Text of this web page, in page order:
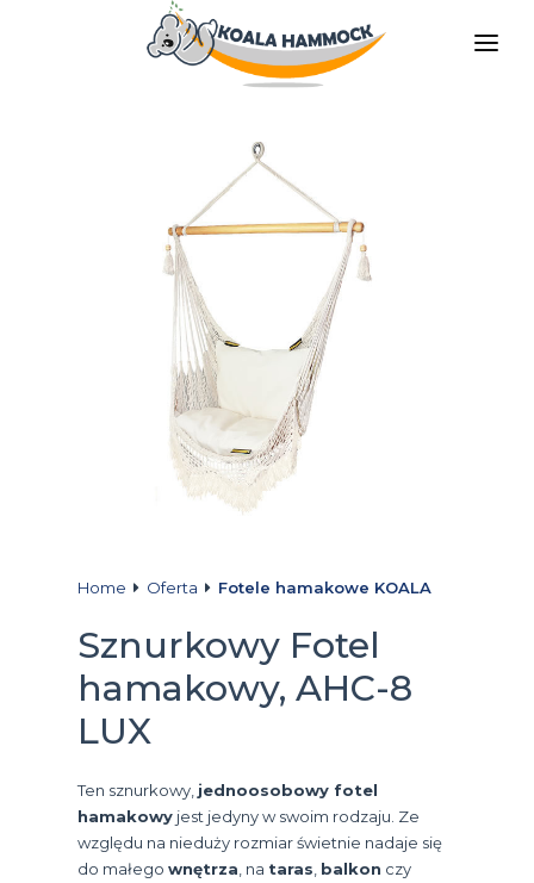
ZOSTAŃ DYSTRYBUTOREM
Home Oferta Fotele hamakowe KOALA
Sznurkowy Fotel
hamakowy, AHC-8
LUX
Ten sznurkowy, jednoosobowy fotel
hamakowy jest jedyny w swoim rodzaju. Ze
względu na nieduży rozmiar świetnie nadaje się
do małego wnętrza , na taras balkon czy